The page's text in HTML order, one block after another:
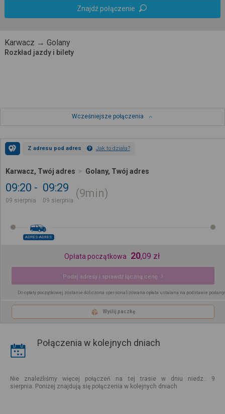
Znajdź połączenie
Karwacz → Golany
Rozkład jazdy i bilety
Wcześniejsze połączenia
Z adresu pod adres Jak to działa?
Karwacz, Twój adres Golany, Twój adres
09:20
09 sierpnia
09:29
09 sierpnia
9min
ADRES-ADRES
Opłata początkowa 20,09 zł
Podaj adresy i sprawdź łączną cenę
Do opłaty początkowej zostanie doliczona spersonalizowana opłata ustalana na podstawie
Wyślij paczkę
Połączenia w kolejnych dniach
Nie znaleźliśmy więcej połączeń na tej trasie w dniu niedz.. 9
sierpnia. Poniżej znajdują się połączenia w kolejnych dniach